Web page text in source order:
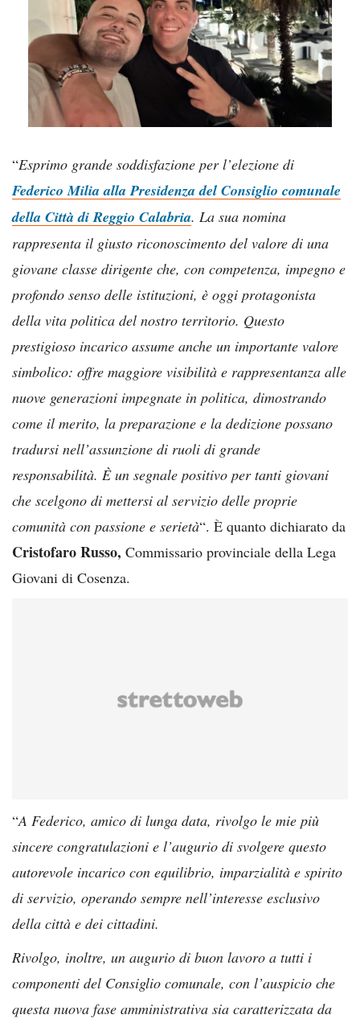
“Esprimo grande soddisfazione per l’elezione di
Federico Milia alla Presidenza del Consiglio comunale
della Città di Reggio Calabria. La sua nomina
rappresenta il giusto riconoscimento del valore di una
giovane classe dirigente che, con competenza, impegno e
profondo senso delle istituzioni, è oggi protagonista
della vita politica del nostro territorio. Questo
prestigioso incarico assume anche un importante valore
simbolico: offre maggiore visibilità e rappresentanza alle
nuove generazioni impegnate in politica, dimostrando
come il merito, la preparazione e la dedizione possano
tradursi nell’assunzione di ruoli di grande
responsabilità. È un segnale positivo per tanti giovani
che scelgono di mettersi al servizio delle proprie
comunità con passione e serietà“. È quanto dichiarato da
Cristofaro Russo, Commissario provinciale della Lega
Giovani di Cosenza.
“A Federico, amico di lunga data, rivolgo le mie più
sincere congratulazioni e l’augurio di svolgere questo
autorevole incarico con equilibrio, imparzialità e spirito
di servizio, operando sempre nell’interesse esclusivo
della città e dei cittadini.
Rivolgo, inoltre, un augurio di buon lavoro a tutti i
componenti del Consiglio comunale, con l’auspicio che
questa nuova fase amministrativa sia caratterizzata da